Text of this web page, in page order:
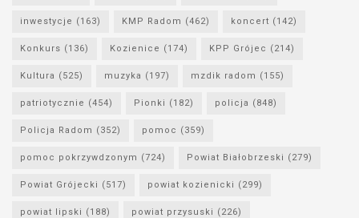
inwestycje (163) KMP Radom (462) koncert (142)
Konkurs (136) Kozienice (174) KPP Grójec (214)
Kultura (525) muzyka (197) mzdik radom (155)
patriotycznie (454) Pionki (182) policja (848)
Policja Radom (352) pomoc (359)
pomoc pokrzywdzonym (724) Powiat Białobrzeski (279)
Powiat Grójecki (517) powiat kozienicki (299)
powiat lipski (188) powiat przysuski (226)